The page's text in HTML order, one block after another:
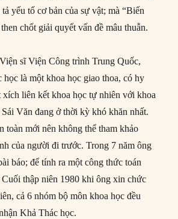
yếu tố cơ bản của sự vật; mà “Biến
chốt giải quyết vấn đề mâu thuẫn.
sĩ Viện Công trình Trung Quốc,
học là một khoa học giao thoa, có hy
xích liên kết khoa học tự nhiên với khoa
Văn đang ở thời kỳ khó khăn nhất.
toàn mới nên không thể tham khảo
của người đi trước. Trong 7 năm ông
báo; để tính ra một công thức toán
Cuối thập niên 1980 khi ông xin chức
cả 6 nhóm bộ môn khoa học đều
Khả Thác học.